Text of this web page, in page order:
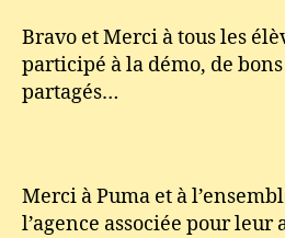
Bravo et Merci à tous les
participé à la démo, de
partagés…
Merci à Puma et à
l’agence associée pour